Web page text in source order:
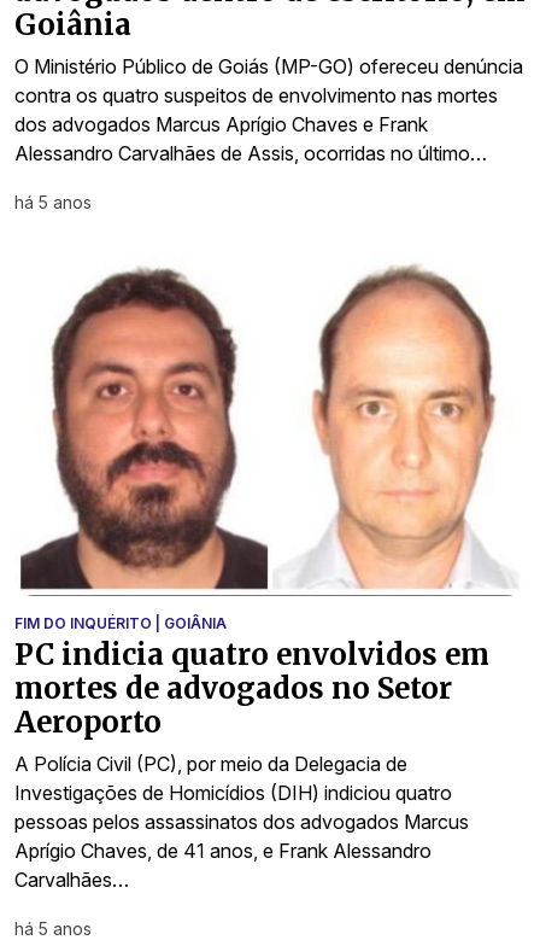
Goiânia
O Ministério Público de Goiás (MP-GO) ofereceu denúncia
contra os quatro suspeitos de envolvimento nas mortes
dos advogados Marcus Aprígio Chaves e Frank
Alessandro Carvalhães de Assis, ocorridas no último…
há 5 anos
FIM DO INQUÉRITO | GOIÂNIA
PC indicia quatro envolvidos em
mortes de advogados no Setor
Aeroporto
A Polícia Civil (PC), por meio da Delegacia de
Investigações de Homicídios (DIH) indiciou quatro
pessoas pelos assassinatos dos advogados Marcus
Aprígio Chaves, de 41 anos, e Frank Alessandro
Carvalhães…
há 5 anos